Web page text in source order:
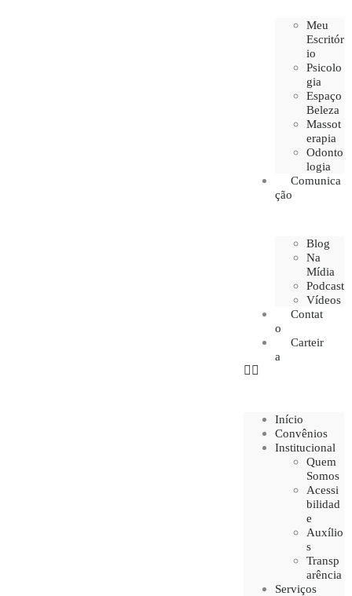
Meu
Escritór
io
Psicolo
gia
Espaço
Beleza
Massot
erapia
Odonto
logia
Comunica
ção
Blog
Na
Mídia
Podcast
Vídeos
Contat
o
Carteir
a
Início
Convênios
Institucional
Quem
Somos
Acessi
bilidad
e
Auxílio
s
Transp
arência
Serviços